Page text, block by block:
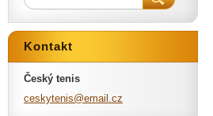
Kontakt
Český tenis
ceskytenis@email .cz